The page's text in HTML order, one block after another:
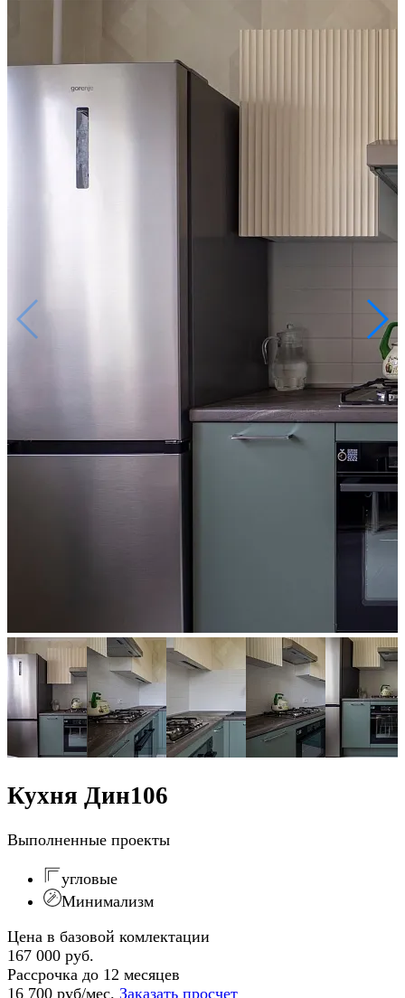
Кухня Дин106
Выполненные проекты
угловые
Минимализм
Цена в базовой комлектации
167 000 руб.
Рассрочка до 12 месяцев
16 700 руб/мес. Заказать просчет